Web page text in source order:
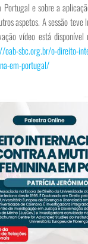
Portugal e sobre a
aspetos. A sessão
vídeo está disponível
oab-sbc.org.br/o-direito-
em-portugal/